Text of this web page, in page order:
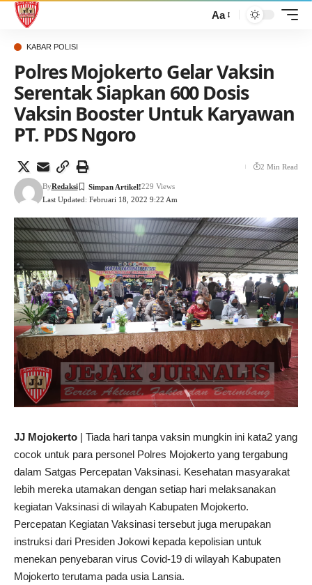
Aa
KABAR POLISI
Polres Mojokerto Gelar Vaksin
Serentak Siapkan 600 Dosis
Vaksin Booster Untuk Karyawan
PT. PDS Ngoro
Last Updated: Februari 18, 2022 9:22 Am
ByRedaksi 229 Views
2 Min Read
JJ Mojokerto | Tiada hari tanpa vaksin mungkin ini kata2 yang
cocok untuk para personel Polres Mojokerto yang tergabung
dalam Satgas Percepatan Vaksinasi. Kesehatan masyarakat
lebih mereka utamakan dengan setiap hari melaksanakan
kegiatan Vaksinasi di wilayah Kabupaten Mojokerto.
Percepatan Kegiatan Vaksinasi tersebut juga merupakan
instruksi dari Presiden Jokowi kepada kepolisian untuk
menekan penyebaran virus Covid-19 di wilayah Kabupaten
Mojokerto terutama pada usia Lansia.